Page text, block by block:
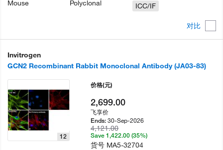
对比
Mouse
Polyclonal
ICC/IF
Invitrogen
GCN2 Recombinant Rabbit Monoclonal Antibody (JA03-83)
12
价格(元)
2,699.00
飞享价
Ends:30-Sep-2026
4,121.00
Save 1,422.00 (35%)
货号 MA5-32704